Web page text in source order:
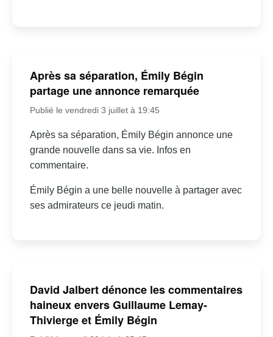
Après sa séparation, Émily Bégin
partage une annonce remarquée
Publié le vendredi 3 juillet à 19:45
Après sa séparation, Émily Bégin annonce une
grande nouvelle dans sa vie. Infos en
commentaire.
Émily Bégin a une belle nouvelle à partager avec
ses admirateurs ce jeudi matin.
David Jalbert dénonce les commentaires
haineux envers Guillaume Lemay-
Thivierge et Émily Bégin